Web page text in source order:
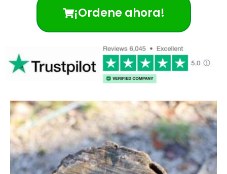
¡Ordene ahora!